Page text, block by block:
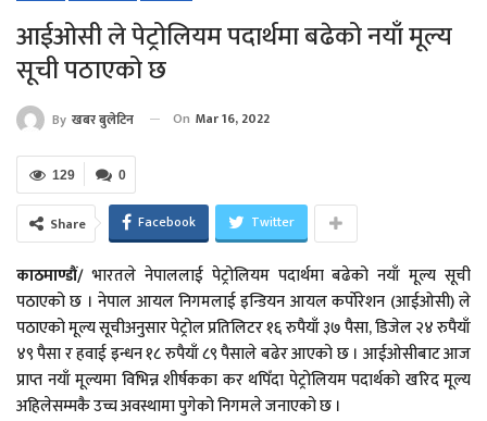
आईओसी ले पेट्रोलियम पदार्थमा बढेको नयाँ मूल्य
सूची पठाएको छ
By खबर बुलेटिन On Mar 16, 2022
0
129
Share Facebook Twitter
काठमाण्डौं/ भारतले नेपाललाई पेट्रोलियम पदार्थमा बढेको नयाँ मूल्य सूची
पठाएको छ । नेपाल आयल निगमलाई इन्डियन आयल कर्पाेरेशन (आईओसी) ले
पठाएको मूल्य सूचीअनुसार पेट्रोल प्रतिलिटर १६ रुपैयाँ ३७ पैसा, डिजेल २४ रुपैयाँ
४९ पैसा र हवाई इन्धन १८ रुपैयाँ ८९ पैसाले बढेर आएको छ । आईओसीबाट आज
प्राप्त नयाँ मूल्यमा विभिन्न शीर्षकका कर थपिँदा पेट्रोलियम पदार्थको खरिद मूल्य
अहिलेसम्मकै उच्च अवस्थामा पुगेको निगमले जनाएको छ ।